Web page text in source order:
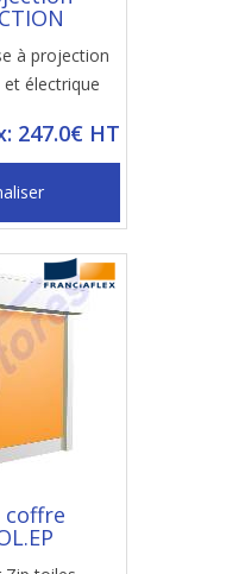
à projection
électrique
247.0€ HT